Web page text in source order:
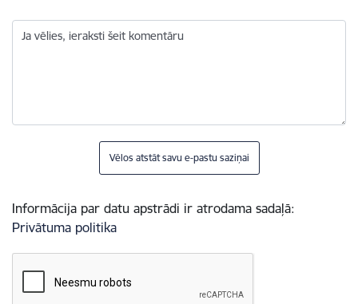
Ja vēlies, ieraksti šeit komentāru
Vēlos atstāt savu e-pastu saziņai
Informācija par datu apstrādi ir atrodama sadaļā:
Privātuma politika